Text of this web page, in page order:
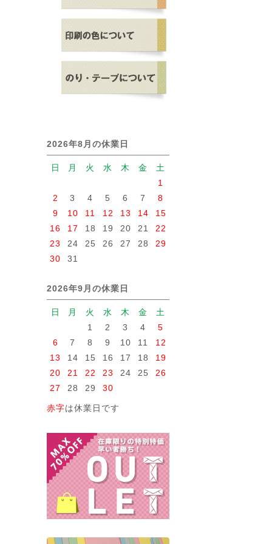
2026年8月の休業日
日 月 火 水 木 金
土
1
2
3 4 5 6 7
8
9
10 11 12 13 14
15
16
17 18 19 20 21
22
23
24 25 26 27 28
29
30
31
2026年9月の休業日
日 月 火 水 木 金
土
1
2 3 4
5
6
7 8 9 10 11
12
13
14 15 16 17 18
19
20
21 22 23 24 25
26
27
28 29 30
赤字は休業日です